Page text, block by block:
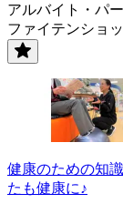
アルバイト・パ
ファイテンショ
健康のための知
たも健康に♪